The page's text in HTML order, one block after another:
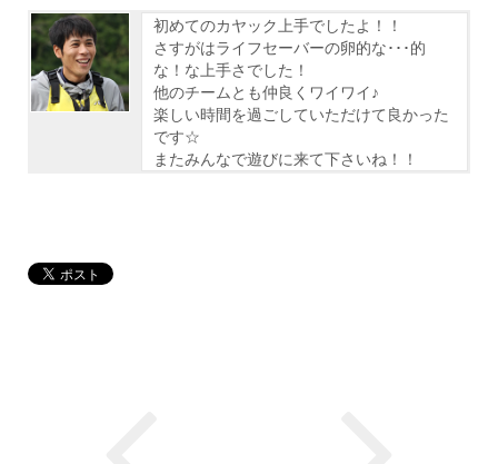
初めてのカヤック上手でしたよ！！
さすがはライフセーバーの卵的な･･･的
な！な上手さでした！
他のチームとも仲良くワイワイ♪
楽しい時間を過ごしていただけて良かった
です☆
またみんなで遊びに来て下さいね！！